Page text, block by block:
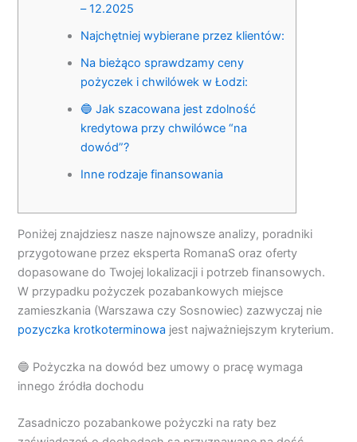
– 12.2025
Najchętniej wybierane przez klientów:
Na bieżąco sprawdzamy ceny
pożyczek i chwilówek w Łodzi:
🔵 Jak szacowana jest zdolność
kredytowa przy chwilówce “na
dowód”?
Inne rodzaje finansowania
Poniżej znajdziesz nasze najnowsze analizy, poradniki
przygotowane przez eksperta RomanaS oraz oferty
dopasowane do Twojej lokalizacji i potrzeb finansowych.
W przypadku pożyczek pozabankowych miejsce
zamieszkania (Warszawa czy Sosnowiec) zazwyczaj nie
pozyczka krotkoterminowa jest najważniejszym kryterium.
🔵 Pożyczka na dowód bez umowy o pracę wymaga
innego źródła dochodu
Zasadniczo pozabankowe pożyczki na raty bez